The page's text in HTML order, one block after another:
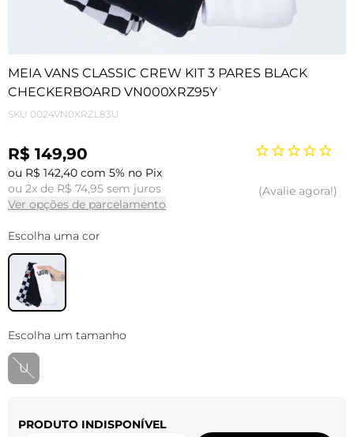
MEIA VANS CLASSIC CREW KIT 3 PARES BLACK
CHECKERBOARD VN000XRZ95Y
SKU 0024VN0XRZL83U
R$ 149,90
ou R$ 142,40 com 5% no Pix
ou 2x de R$ 74,95 sem juros
Ver opções de parcelamento
Avalie agora!
Escolha uma cor
Escolha um tamanho
U
PRODUTO INDISPONÍVEL